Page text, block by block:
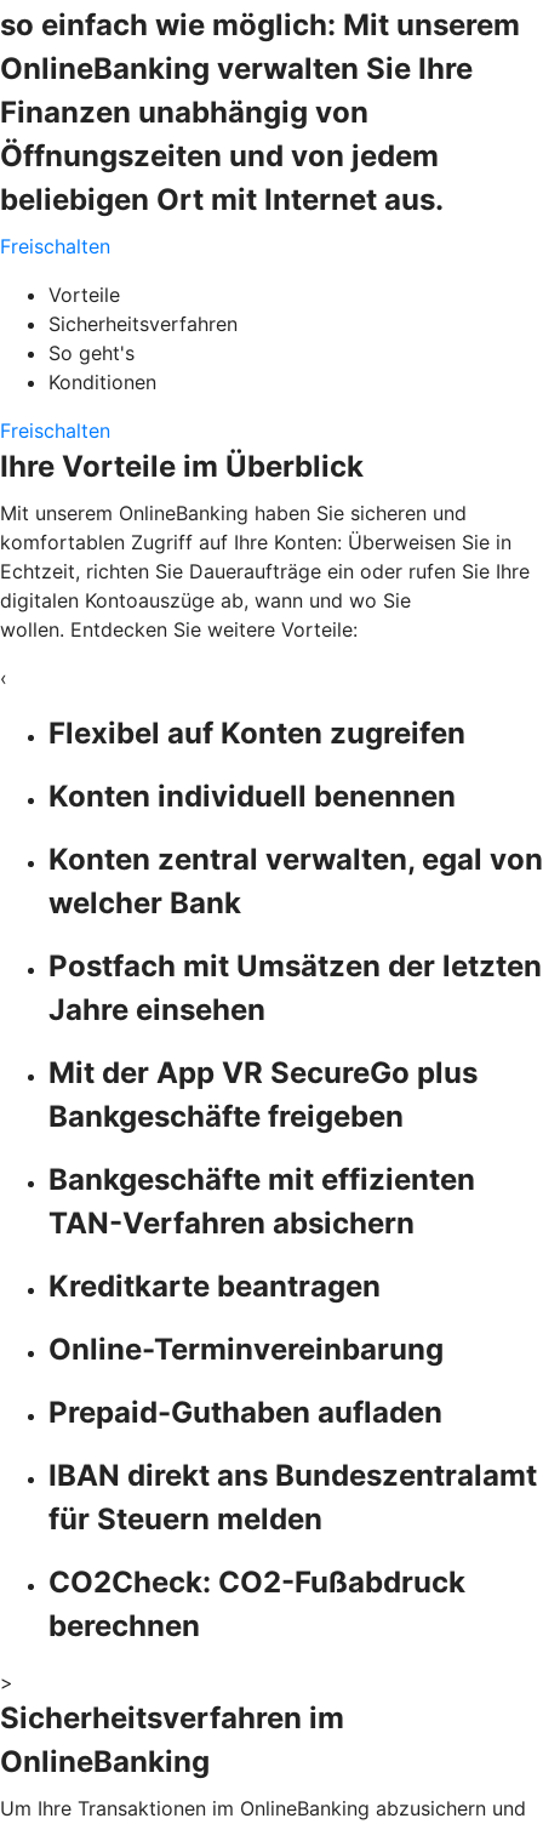
so einfach wie möglich: Mit unserem
OnlineBanking verwalten Sie Ihre
Finanzen unabhängig von
Öffnungszeiten und von jedem
beliebigen Ort mit Internet aus.
Freischalten
Vorteile
Sicherheitsverfahren
So geht's
Konditionen
Freischalten
Ihre Vorteile im Überblick
Mit unserem OnlineBanking haben Sie sicheren und
komfortablen Zugriff auf Ihre Konten: Überweisen Sie in
Echtzeit, richten Sie Daueraufträge ein oder rufen Sie Ihre
digitalen Kontoauszüge ab, wann und wo Sie
wollen. Entdecken Sie weitere Vorteile:
‹
Flexibel auf Konten zugreifen
Konten individuell benennen
Konten zentral verwalten, egal von
welcher Bank
Postfach mit Umsätzen der letzten
Jahre einsehen
Mit der App VR SecureGo plus
Bankgeschäfte freigeben
Bankgeschäfte mit effizienten
TAN-Verfahren absichern
Kreditkarte beantragen
Online-Terminvereinbarung
Prepaid-Guthaben aufladen
IBAN direkt ans Bundeszentralamt
für Steuern melden
CO2Check: CO2-Fußabdruck
berechnen
>
Sicherheitsverfahren im
OnlineBanking
Um Ihre Transaktionen im OnlineBanking abzusichern und